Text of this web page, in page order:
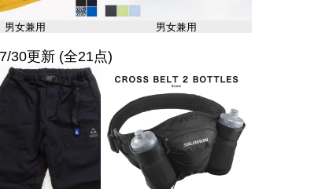
男女兼用 男女兼用
30更新 (全21点)